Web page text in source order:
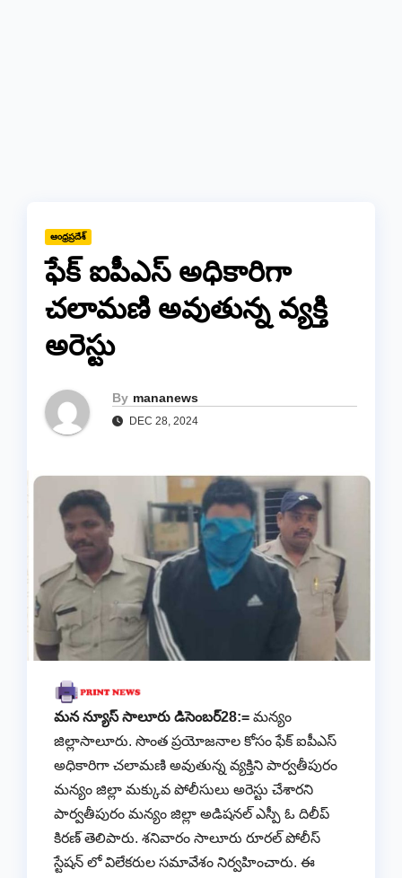
ఆంధ్రప్రదేశ్
ఫేక్ ఐపీఎస్ అధికారిగా
చలామణి అవుతున్న వ్యక్తి
అరెస్టు
By mananews
DEC 28, 2024
మన న్యూస్ సాలూరు డిసెంబర్28:= మన్యం
జిల్లాసాలూరు. సొంత ప్రయోజనాల కోసం ఫేక్ ఐపీఎస్
అధికారిగా చలామణి అవుతున్న వ్యక్తిని పార్వతీపురం
మన్యం జిల్లా మక్కువ పోలీసులు అరెస్టు చేశారని
పార్వతీపురం మన్యం జిల్లా అడిషనల్ ఎస్పీ ఓ దిలీప్
కిరణ్ తెలిపారు. శనివారం సాలూరు రూరల్ పోలీస్
స్టేషన్ లో విలేకరుల సమావేశం నిర్వహించారు. ఈ